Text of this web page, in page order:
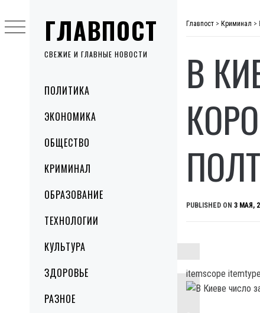
ГЛАВПОСТ
СВЕЖИЕ И ГЛАВНЫЕ НОВОСТИ
MenuПОЛИТИКА
ЭКОНОМИКА
ОБЩЕСТВО
КРИМИНАЛ
ОБРАЗОВАНИЕ
ТЕХНОЛОГИИ
КУЛЬТУРА
ЗДОРОВЬЕ
РАЗНОЕ
to
content
Главпост > Криминал >
В
PUBLISHED ON 3 МАЯ,
itemscope